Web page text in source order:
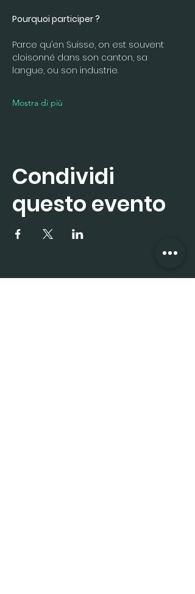
Pourquoi participer ?
Parce qu’en Suisse, on est souvent
cloisonné dans son canton, sa
langue, ou son industrie.
Mostra di più
Condividi
questo evento